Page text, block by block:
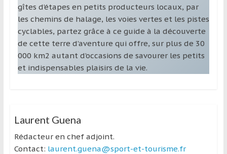
gîtes d’étapes en petits producteurs locaux, par
les chemins de halage, les voies vertes et les pistes
cyclables, partez grâce à ce guide à la découverte
de cette terre d’aventure qui offre, sur plus de 30
000 km2 autant d’occasions de savourer les petits
et indispensables plaisirs de la vie.
Laurent Guena
Rédacteur en chef adjoint.
Contact: laurent.guena@sport-et-tourisme.fr